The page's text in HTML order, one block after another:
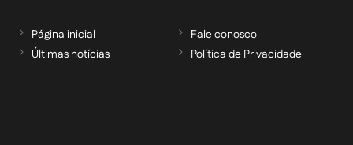
Página inicial
Últimas notícias
Fale conosco
Política de Privacidade